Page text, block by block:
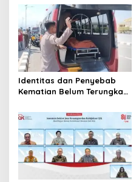
Pengasuhan Sehat dan
Bijak Bermedia Digital
Identitas dan Penyebab
Kematian Belum Terungkap,
Ditemukan Mengapung di
Pantai Lere Palu, Kondisi
Tubuh Sudah Terurai
Dicabik Buaya